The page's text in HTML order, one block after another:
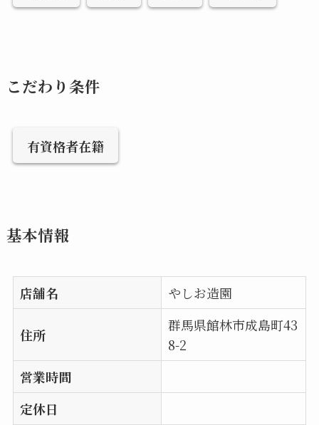
こだわり条件
有資格者在籍
基本情報
店舗名 やしお造園
住所
群馬県館林市成島町43
8-2
営業時間
定休日